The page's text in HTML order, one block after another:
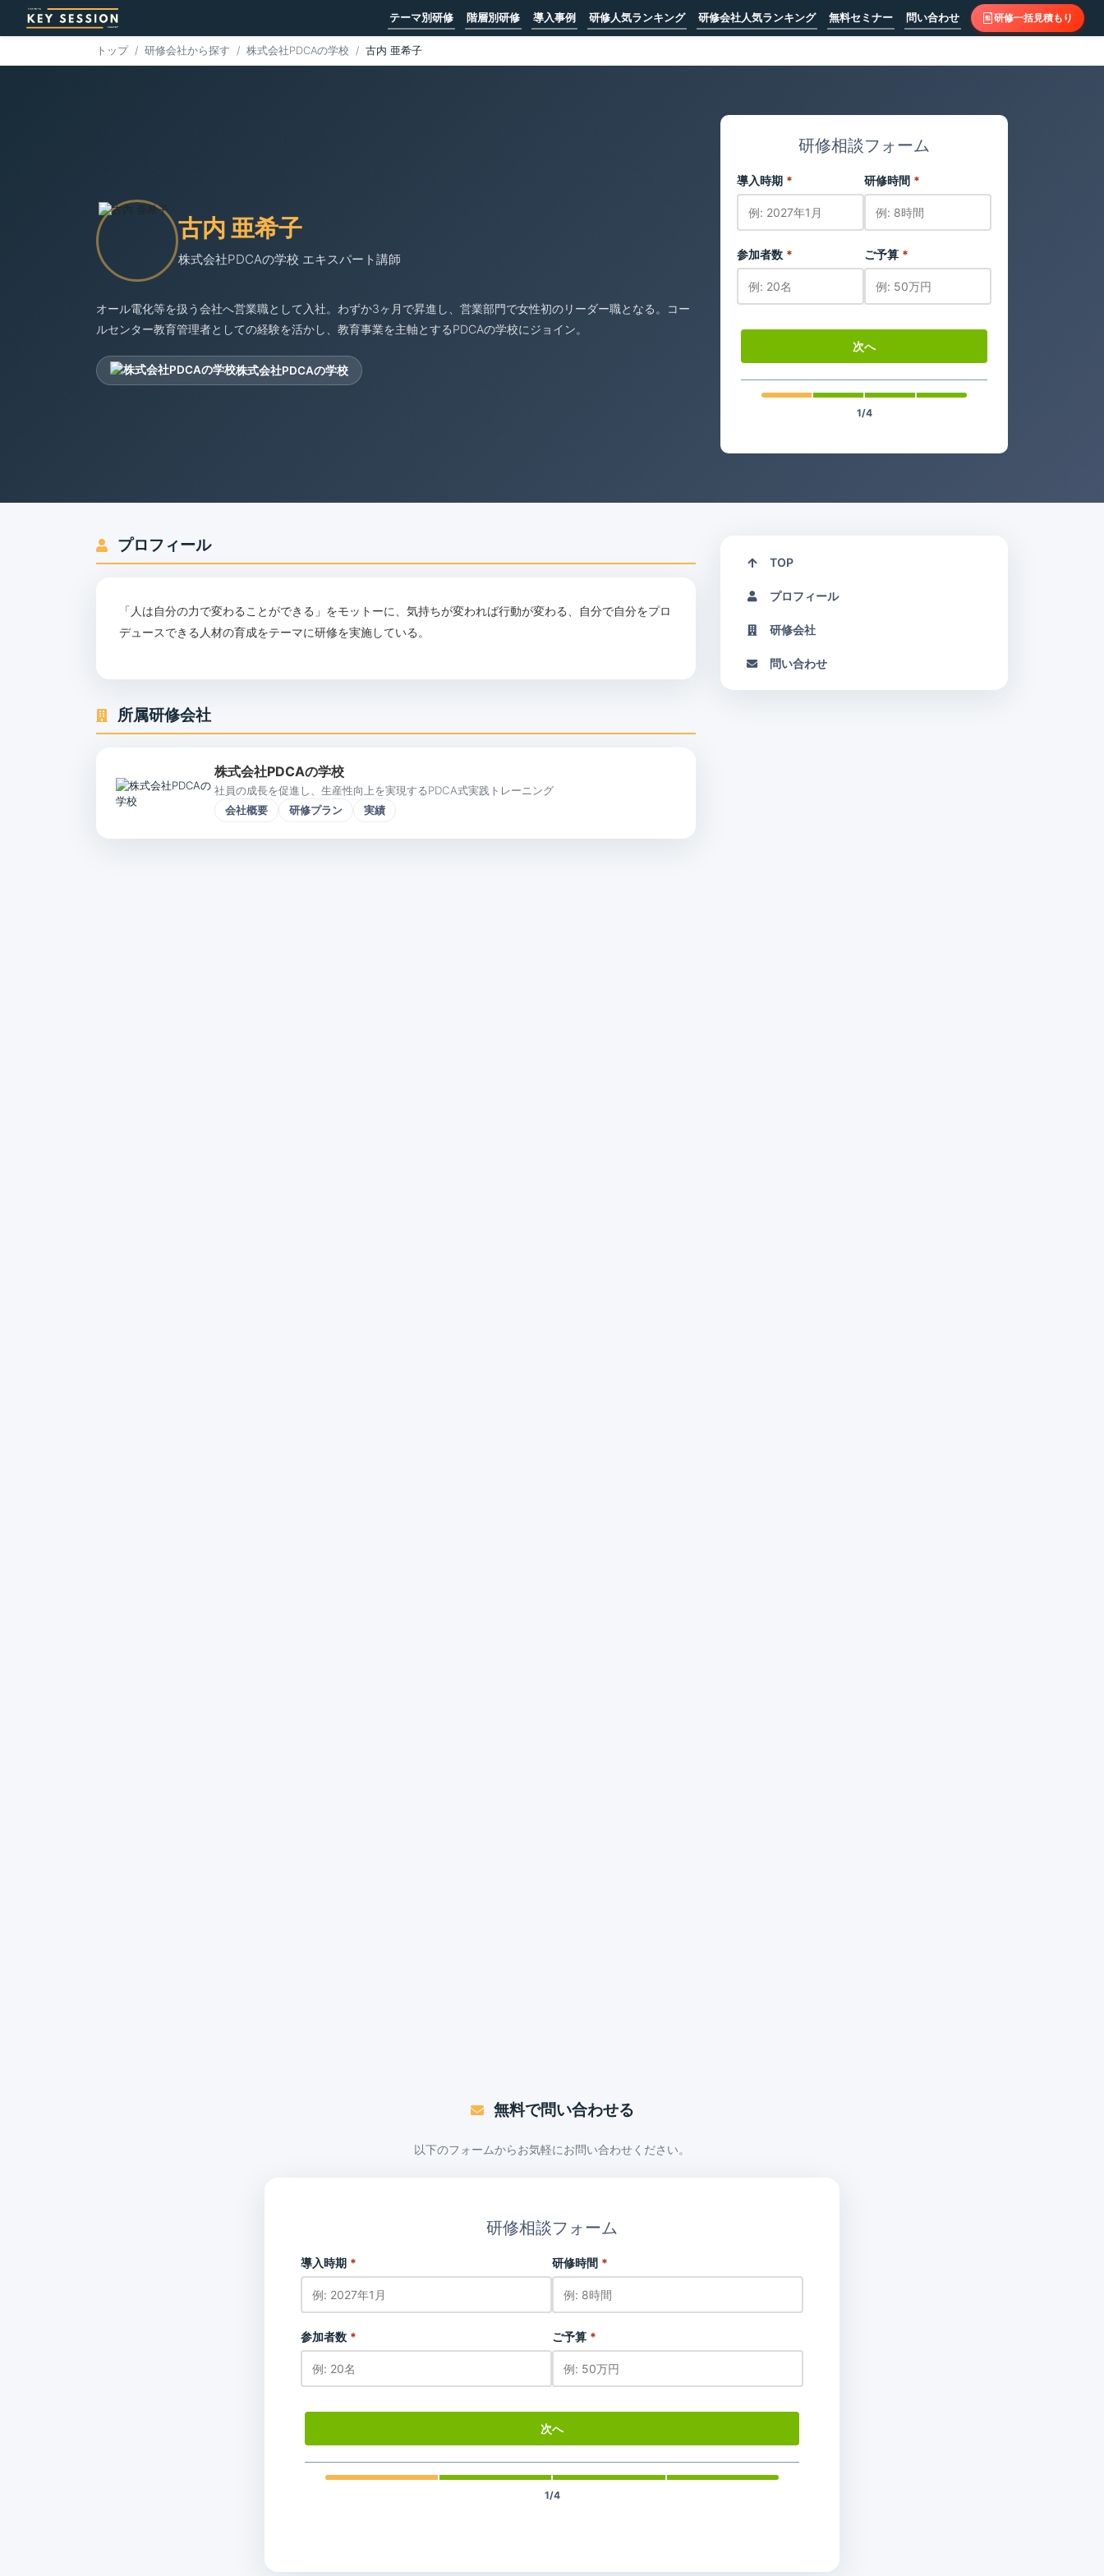
テーマ別研修 階層別研修 導入事例 研修人気ランキング 研修会社人気ランキング 無料セミナー 問い合わせ 研修一括見積もり
トップ 研修会社から探す 株式会社PDCAの学校 古内 亜希子
古内 亜希子
株式会社PDCAの学校 エキスパート講師
オール電化等を扱う会社へ営業職として入社。わずか3ヶ月で昇進し、営業部門で女性初のリーダー職となる。コー
ルセンター教育管理者としての経験を活かし、教育事業を主軸とするPDCAの学校にジョイン。
株式会社PDCAの学校
研修相談フォーム
導入時期 * 研修時間 *
参加者数 * ご予算 *
次へ
1/4
プロフィール
「人は自分の力で変わることができる」をモットーに、気持ちが変われば行動が変わる、自分で自分をプロ
デュースできる人材の育成をテーマに研修を実施している。
所属研修会社
株式会社PDCAの学校
社員の成長を促進し、生産性向上を実現するPDCA式実践トレーニング
会社概要
研修プラン 実績
TOP
プロフィール
研修会社
問い合わせ
無料で問い合わせる
以下のフォームからお気軽にお問い合わせください。
研修相談フォーム
導入時期 * 研修時間 *
参加者数 * ご予算 *
次へ
1/4